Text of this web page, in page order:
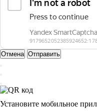
Отмена Отправить
Установите мобильное